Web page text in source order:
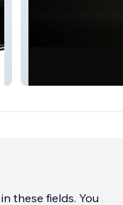
these fields. You